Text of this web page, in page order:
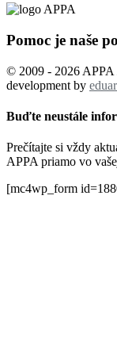
Pomoc je naše
© 2009 - 2026 APPA
development by
Buďte neustále
Prečítajte si vždy
APPA priamo vo
[mc4wp_form